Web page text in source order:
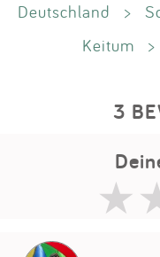
Deutschland >
Keitum
>
3